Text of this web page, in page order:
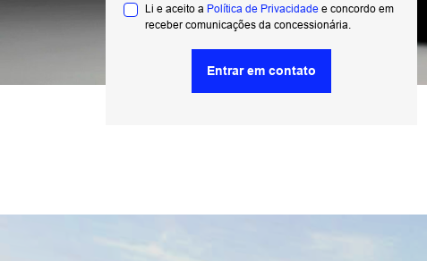
Li e aceito a Política de Privacidade e concordo em
receber comunicações da concessionária.
Entrar em contato